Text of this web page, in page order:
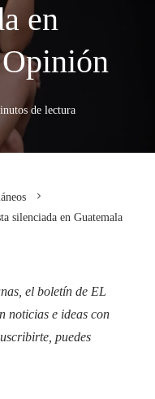
en
de lectura
silenciada en Guatemala
el boletín de EL
noticias e ideas con
puedes